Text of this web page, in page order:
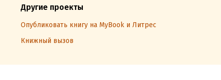
Другие проекты
Опубликовать книгу на MyBook и Литрес
Книжный вызов